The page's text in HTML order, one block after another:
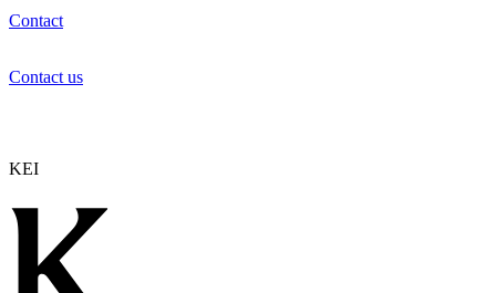
Contact
Contact us
KEI